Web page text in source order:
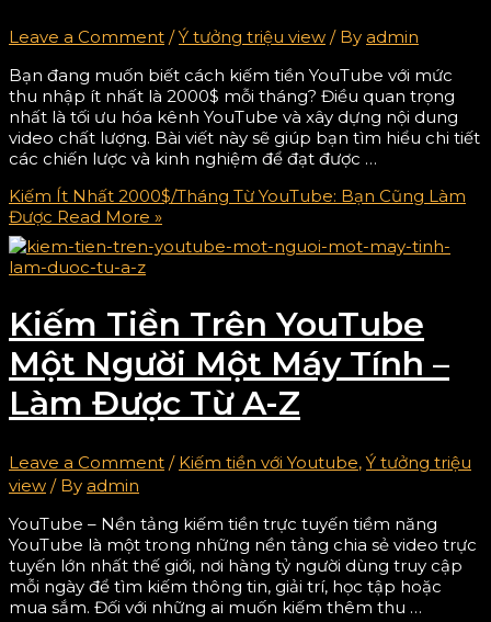
Leave a Comment /Ý tưởng triệu view / By admin
Bạn đang muốn biết cách kiếm tiền YouTube với mức
thu nhập ít nhất là 2000$ mỗi tháng? Điều quan trọng
nhất là tối ưu hóa kênh YouTube và xây dựng nội dung
video chất lượng. Bài viết này sẽ giúp bạn tìm hiểu chi tiết
các chiến lược và kinh nghiệm để đạt được …
Kiếm Ít Nhất 2000$/Tháng Từ YouTube: Bạn Cũng Làm
Được Read More »
Kiếm Tiền Trên YouTube
Một Người Một Máy Tính –
Làm Được Từ A-Z
Leave a Comment / Kiếm tiền với Youtube, Ý tưởng triệu
view / By admin
YouTube – Nền tảng kiếm tiền trực tuyến tiềm năng
YouTube là một trong những nền tảng chia sẻ video trực
tuyến lớn nhất thế giới, nơi hàng tỷ người dùng truy cập
mỗi ngày để tìm kiếm thông tin, giải trí, học tập hoặc
mua sắm. Đối với những ai muốn kiếm thêm thu …